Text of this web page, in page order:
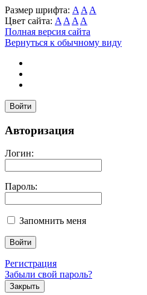
Размер шрифта: A A A
Цвет сайта: A A A A
Полная версия сайта
Вернуться к обычному виду
Войти
Авторизация
Логин:
Пароль:
Запомнить меня
Регистрация
Забыли свой пароль?
Закрыть